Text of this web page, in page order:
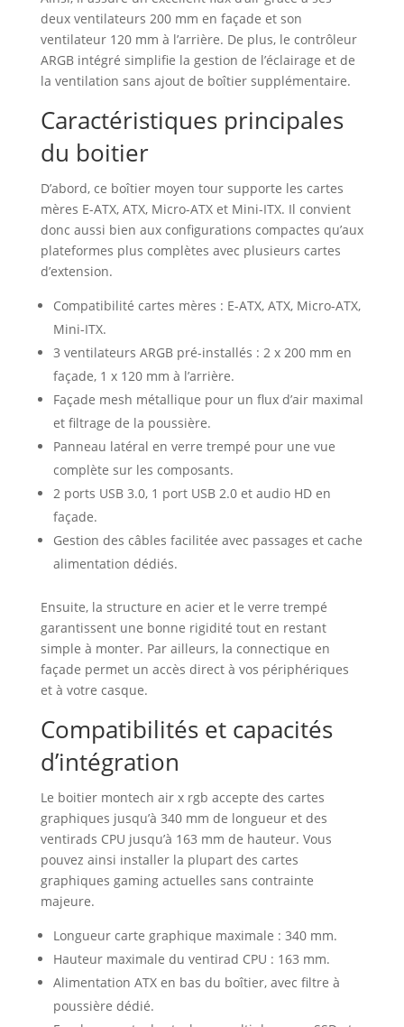
deux ventilateurs 200 mm en façade et son
ventilateur 120 mm à l’arrière. De plus, le contrôleur
ARGB intégré simplifie la gestion de l’éclairage et de
la ventilation sans ajout de boîtier supplémentaire.
Caractéristiques principales
du boitier
D’abord, ce boîtier moyen tour supporte les cartes
mères E-ATX, ATX, Micro-ATX et Mini-ITX. Il convient
donc aussi bien aux configurations compactes qu’aux
plateformes plus complètes avec plusieurs cartes
d’extension.
Compatibilité cartes mères : E-ATX, ATX, Micro-ATX,
Mini-ITX.
3 ventilateurs ARGB pré-installés : 2 x 200 mm en
façade, 1 x 120 mm à l’arrière.
Façade mesh métallique pour un flux d’air maximal
et filtrage de la poussière.
Panneau latéral en verre trempé pour une vue
complète sur les composants.
2 ports USB 3.0, 1 port USB 2.0 et audio HD en
façade.
Gestion des câbles facilitée avec passages et cache
alimentation dédiés.
Ensuite, la structure en acier et le verre trempé
garantissent une bonne rigidité tout en restant
simple à monter. Par ailleurs, la connectique en
façade permet un accès direct à vos périphériques
et à votre casque.
Compatibilités et capacités
d’intégration
Le boitier montech air x rgb accepte des cartes
graphiques jusqu’à 340 mm de longueur et des
ventirads CPU jusqu’à 163 mm de hauteur. Vous
pouvez ainsi installer la plupart des cartes
graphiques gaming actuelles sans contrainte
majeure.
Longueur carte graphique maximale : 340 mm.
Hauteur maximale du ventirad CPU : 163 mm.
Alimentation ATX en bas du boîtier, avec filtre à
poussière dédié.